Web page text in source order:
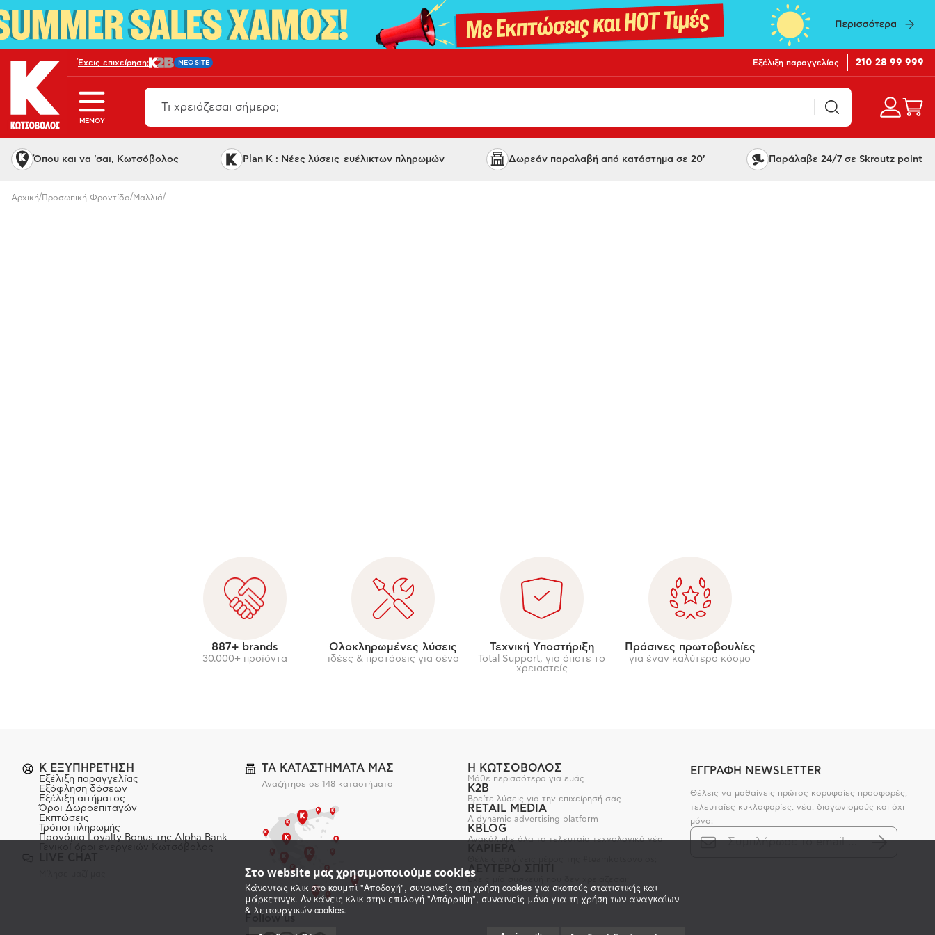
Στο website μας χρησιμοποιούμε cookies
Κάνοντας κλικ στο κουμπί "Αποδοχή", συναινείς στη χρήση cookies για σκοπούς στατιστικής και
μάρκετινγκ. Αν κάνεις κλικ στην επιλογή "Απόρριψη", συναινείς μόνο για τη χρήση των αναγκαίων
& λειτουργικών cookies.
Έχεις επιχείρηση; NEO SITE Εξέλιξη παραγγελίας 210 28 99 999
MENOY
Όπου και να 'σαι, Κωτσόβολος Plan K : Νέες λύσεις ευέλικτων πληρωμών Δωρεάν παραλαβή από κατάστημα σε 20' Παράλαβε 24/7 σε Skroutz point
Αρχική/Προσωπική Φροντίδα/Μαλλιά/
887+ brands
30.000+ προϊόντα
Ολοκληρωμένες λύσεις
ιδέες & προτάσεις για σένα
Τεχνική Υποστήριξη
Total Support, για όποτε το
χρειαστείς
Πράσινες πρωτοβουλίες
για έναν καλύτερο κόσμο
K ΕΞΥΠΗΡΕΤΗΣΗ
Εξέλιξη παραγγελίας
Εξόφληση δόσεων
Εξέλιξη αιτήματος
Όροι Δωροεπιταγών
Εκπτώσεις
Τρόποι πληρωμής
Προνόμια Loyalty Bonus της Alpha Bank
ΤΑ ΚΑΤΑΣΤΗΜΑΤΑ ΜΑΣ
Αναζήτησε σε 148 καταστήματα
Follow us
Η ΚΩΤΣΟΒΟΛΟΣ
Μάθε περισσότερα για εμάς
K2B
Βρείτε λύσεις για την επιχείρησή σας
RETAIL MEDIA
A dynamic advertising platform
KBLOG
Ανακάλυψε όλα τα τελευταία τεχνολογικά νέα
ΔΕΥΤΕΡΟ ΣΠΙΤΙ
Έχεις μία συσκευή που δεν χρειάζεσαι;
ΕΓΓΡΑΦΗ NEWSLETTER
Θέλεις να μαθαίνεις πρώτος κορυφαίες προσφορές,
τελευταίες κυκλοφορίες, νέα, διαγωνισμούς και όχι
μόνο;